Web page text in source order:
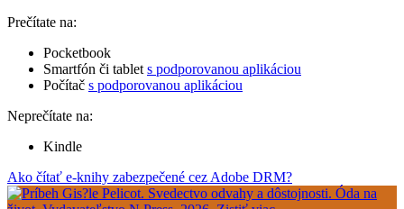
Prečítate na:
Pocketbook
Smartfón či tablet s podporovanou aplikáciou
Počítač s podporovanou aplikáciou
Neprečítate na:
Kindle
Ako čítať e-knihy zabezpečené cez Adobe DRM?